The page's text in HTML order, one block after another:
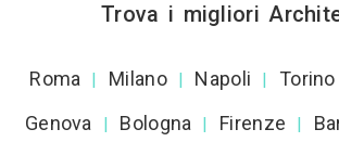
Trova i migliori
Roma | Milano | Napoli | Torino
Genova | Bologna | Firenze |